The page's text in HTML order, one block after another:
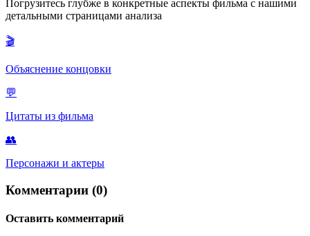
не смог устоять перед уникальным экспериментом — создать
жизнь заново, дав младенцу возможность развиваться сразу во
Погрузитесь глубже в конкретные аспекты фильма с нашими
детальными страницами анализа
🎬
Объяснение концовки
💬
Цитаты из фильма
👥
Персонажи и актеры
Комментарии (0)
Оставить комментарий